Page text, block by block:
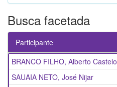
Busca facetada
Participante
BRANCO FILHO, Alberto Castelo
SAUAIA NETO, José Nijar